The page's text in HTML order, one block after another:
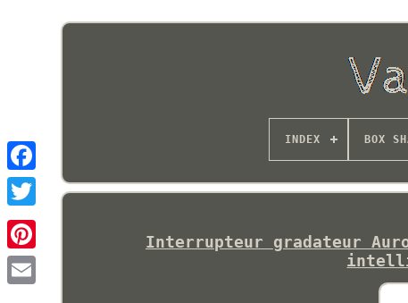
INDEX BOX
Interrupteur gradateur